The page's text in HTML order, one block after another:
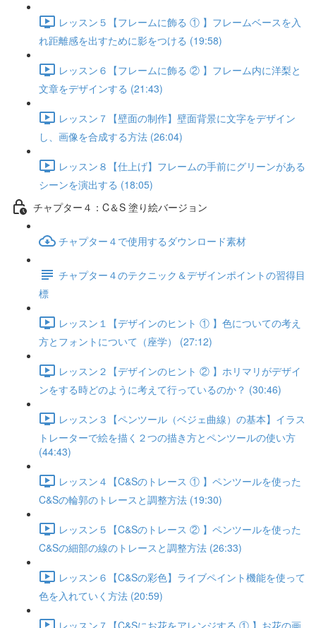
レッスン５【フレームに飾る ① 】フレームベースを入
れ距離感を出すために影をつける (19:58)
レッスン６【フレームに飾る ② 】フレーム内に洋梨と
文章をデザインする (21:43)
レッスン７【壁面の制作】壁面背景に文字をデザイン
し、画像を合成する方法 (26:04)
レッスン８【仕上げ】フレームの手前にグリーンがある
シーンを演出する (18:05)
チャプター４：C＆S 塗り絵バージョン
チャプター４で使用するダウンロード素材
チャプター４のテクニック＆デザインポイントの習得目
標
レッスン１【デザインのヒント ① 】色についての考え
方とフォントについて（座学） (27:12)
レッスン２【デザインのヒント ② 】ホリマリがデザイ
ンをする時どのように考えて行っているのか？ (30:46)
レッスン３【ペンツール（ベジェ曲線）の基本】イラス
トレーターで絵を描く２つの描き方とペンツールの使い方
(44:43)
レッスン４【C&Sのトレース ① 】ペンツールを使った
C&Sの輪郭のトレースと調整方法 (19:30)
レッスン５【C&Sのトレース ② 】ペンツールを使った
C&Sの細部の線のトレースと調整方法 (26:33)
レッスン６【C&Sの彩色】ライブペイント機能を使って
色を入れていく方法 (20:59)
レッスン７【C&Sにお花をアレンジする ① 】お花の画